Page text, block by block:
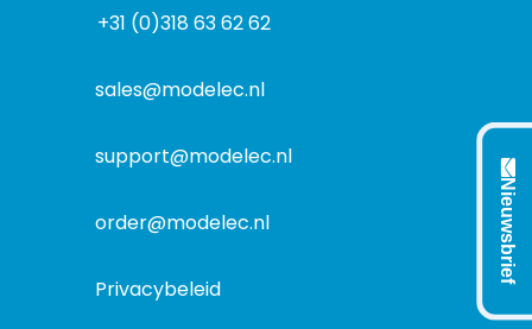
r
s
o
m
+31 (0)318 63 62 62
sales@modelec.nl
support@modelec.nl
order@modelec.nl
Privacybeleid
Nieuwsbrief